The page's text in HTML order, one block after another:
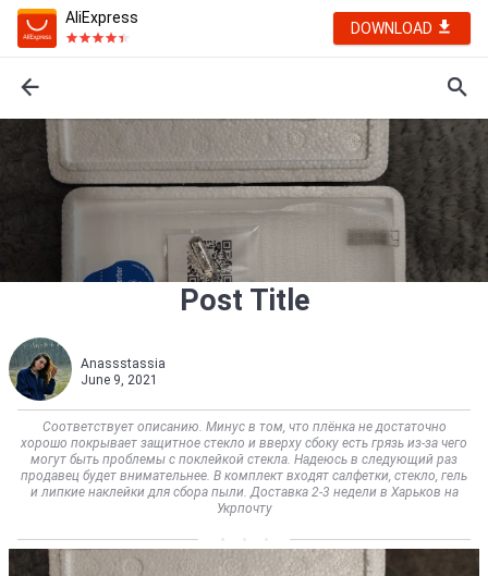
AliExpress
DOWNLOAD
Post Title
Anassstassia
June 9, 2021
Соответствует описанию. Минус в том, что плёнка не достаточно
хорошо покрывает защитное стекло и вверху сбоку есть грязь из-за чего
могут быть проблемы с поклейкой стекла. Надеюсь в следующий раз
продавец будет внимательнее. В комплект входят салфетки, стекло, гель
и липкие наклейки для сбора пыли. Доставка 2-3 недели в Харьков на
Укрпочту